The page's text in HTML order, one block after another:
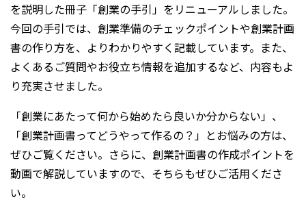
を説明した冊子「創業の手引」をリニューアルしました。
今回の手引では、創業準備のチェックポイントや創業計画
書の作り方を、よりわかりやすく記載しています。また、
よくあるご質問やお役立ち情報を追加するなど、内容もよ
り充実させました。
「創業にあたって何から始めたら良いか分からない」、
「創業計画書ってどうやって作るの？」とお悩みの方は、
ぜひご覧ください。さらに、創業計画書の作成ポイントを
動画で解説していますので、そちらもぜひご活用くださ
い。